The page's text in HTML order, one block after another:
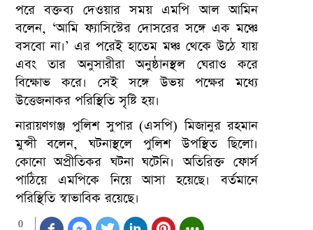
পরে বক্তব্য দেওয়ার সময় এমপি আল আমিন
বলেন, ‘আমি ফ্যাসিস্টের দোসরের সঙ্গে এক মঞ্চে
বসবো না।’ এর পরেই হাতেম মঞ্চ থেকে উঠে যায়
এবং তার অনুসারীরা অনুষ্ঠানস্থল ঘেরাও করে
বিক্ষোভ করে। সেই সঙ্গে উভয় পক্ষের মধ্যে
উত্তেজনাকর পরিস্থিতি সৃষ্টি হয়।
নারায়ণগঞ্জ পুলিশ সুপার (এসপি) মিজানুর রহমান
মুন্সী বলেন, ঘটনাস্থলে পুলিশ উপস্থিত ছিলো।
কোনো অপ্রীতিকর ঘটনা ঘটেনি। অতিরিক্ত ফোর্স
পাঠিয়ে এমপিকে নিয়ে আসা হয়েছে। বর্তমানে
পরিস্থিতি স্বাভাবিক রয়েছে।
0